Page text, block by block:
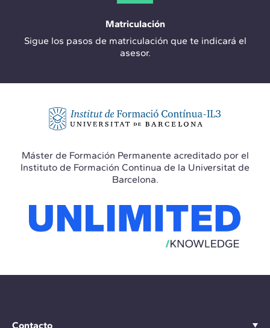
Matriculación
Sigue los pasos de matriculación que te indicará el
asesor.
Máster de Formación Permanente acreditado por el
Instituto de Formación Continua de la Universitat de
Barcelona.
Contacto